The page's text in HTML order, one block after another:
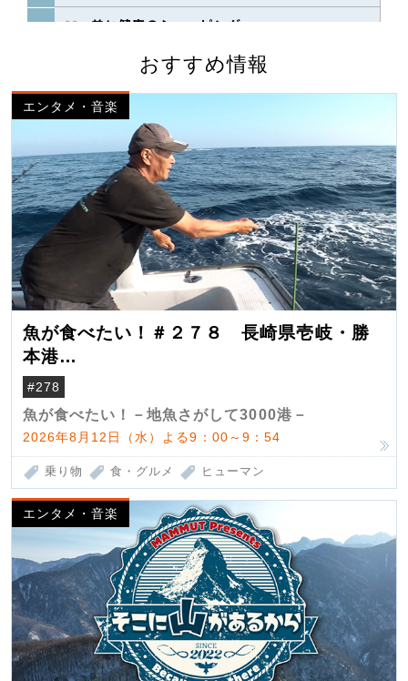
おすすめ情報
エンタメ・音楽
魚が食べたい！＃２７８ 長崎県壱岐・勝
本港
（クロマグロ）
#278
魚が食べたい！－地魚さがして3000港－
2026年8月12日（水）よる9：00～9：54
乗り物 食・グルメ ヒューマン
エンタメ・音楽